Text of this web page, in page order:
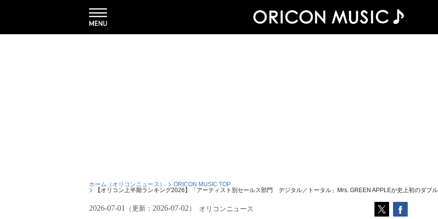
ホーム（オリコンニュース）
ORICON MUSIC TOP
【オリコン上半期ランキング2026】「アーティスト別セールス部門 デジタル／トータル」Mrs. GREEN APPLEが史上初のダブ
2026-07-01 （更新： 2026-07-02 ） オリコンニュース